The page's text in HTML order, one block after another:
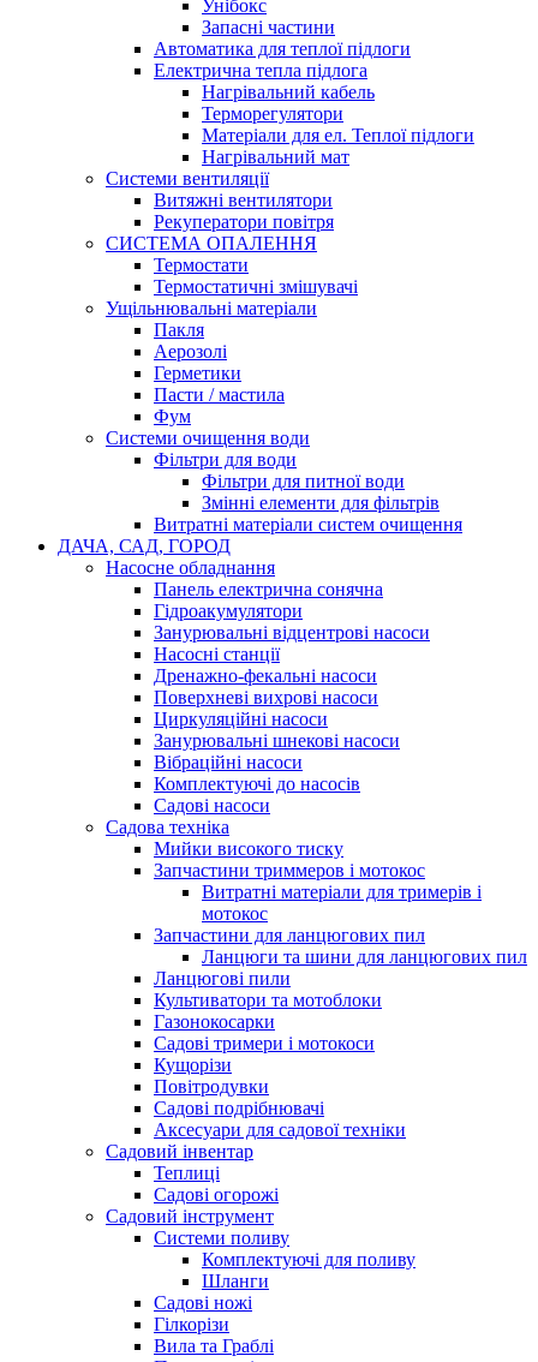
Унібокс
Запасні частини
Автоматика для теплої підлоги
Електрична тепла підлога
Нагрівальний кабель
Терморегулятори
Матеріали для ел. Теплої підлоги
Нагрівальний мат
Системи вентиляції
Витяжні вентилятори
Рекуператори повітря
СИСТЕМА ОПАЛЕННЯ
Термостати
Термостатичні змішувачі
Ущільнювальні матеріали
Пакля
Аерозолі
Герметики
Пасти / мастила
Фум
Системи очищення води
Фільтри для води
Фільтри для питної води
Змінні елементи для фільтрів
Витратні матеріали систем очищення
ДАЧА, САД, ГОРОД
Насосне обладнання
Панель електрична сонячна
Гідроакумулятори
Занурювальні відцентрові насоси
Насосні станції
Дренажно-фекальні насоси
Поверхневі вихрові насоси
Циркуляційні насоси
Занурювальні шнекові насоси
Вібраційні насоси
Комплектуючі до насосів
Cадові насоси
Садова техніка
Мийки високого тиску
Запчастини триммеров і мотокос
Витратні матеріали для тримерів і
мотокос
Запчастини для ланцюгових пил
Ланцюги та шини для ланцюгових пил
Ланцюгові пили
Культиватори та мотоблоки
Газонокосарки
Садові тримери і мотокоси
Кущорізи
Повітродувки
Садові подрібнювачі
Аксесуари для садової техніки
Садовий інвентар
Теплиці
Садові огорожі
Садовий інструмент
Системи поливу
Комплектуючі для поливу
Шланги
Садові ножі
Гілкорізи
Вила та Граблі